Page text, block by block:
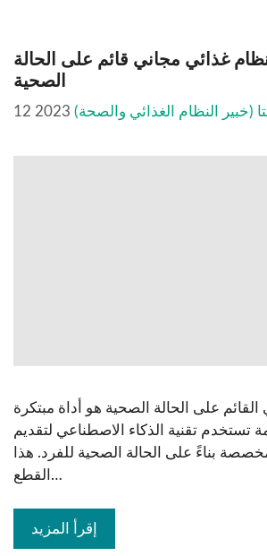
غذائي مجاني قائم على الحالة
الصحية
12 2023 (خبير النظام الغذائي والصحة)
القائم على الحالة الصحية هو أداة مبتكرة
تستخدم تقنية الذكاء الاصطناعي لتقديم
بناءً على الحالة الصحية للفرد. هذا
القطع…
إقرأ المزيد